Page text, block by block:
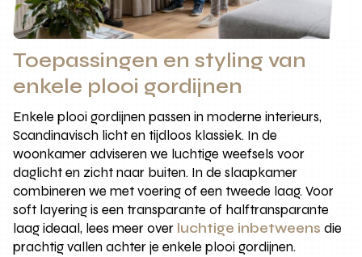
Toepassingen en styling van
enkele plooi gordijnen
Enkele plooi gordijnen passen in moderne interieurs,
Scandinavisch licht en tijdloos klassiek. In de
woonkamer adviseren we luchtige weefsels voor
daglicht en zicht naar buiten. In de slaapkamer
combineren we met voering of een tweede laag. Voor
soft layering is een transparante of halftransparante
laag ideaal, lees meer over luchtige inbetweens die
prachtig vallen achter je enkele plooi gordijnen.